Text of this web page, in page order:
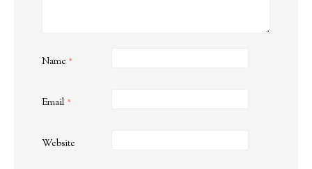
Name *
Email *
Website